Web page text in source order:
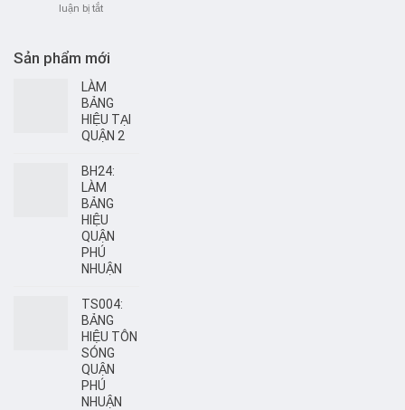
nhanh,
giá
xưởng
luận bị tắtở
alu
trời
có
bền
không?
Có
làm
không?
Sản phẩm mới
LÀM
BẢNG
HIỆU TẠI
QUẬN 2
BH24:
LÀM
BẢNG
HIỆU
QUẬN
PHÚ
NHUẬN
TS004:
BẢNG
HIỆU TÔN
SÓNG
QUẬN
PHÚ
NHUẬN